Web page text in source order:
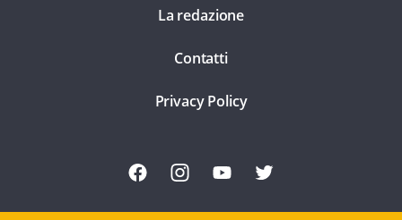
La redazione
Contatti
Privacy Policy